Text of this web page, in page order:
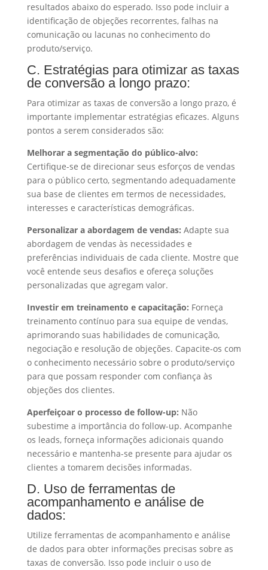
resultados abaixo do esperado. Isso pode incluir a
identificação de objeções recorrentes, falhas na
comunicação ou lacunas no conhecimento do
produto/serviço.
C. Estratégias para otimizar as taxas
de conversão a longo prazo:
Para otimizar as taxas de conversão a longo prazo, é
importante implementar estratégias eficazes. Alguns
pontos a serem considerados são:
Melhorar a segmentação do público-alvo:
Certifique-se de direcionar seus esforços de vendas
para o público certo, segmentando adequadamente
sua base de clientes em termos de necessidades,
interesses e características demográficas.
Personalizar a abordagem de vendas: Adapte sua
abordagem de vendas às necessidades e
preferências individuais de cada cliente. Mostre que
você entende seus desafios e ofereça soluções
personalizadas que agregam valor.
Investir em treinamento e capacitação: Forneça
treinamento contínuo para sua equipe de vendas,
aprimorando suas habilidades de comunicação,
negociação e resolução de objeções. Capacite-os com
o conhecimento necessário sobre o produto/serviço
para que possam responder com confiança às
objeções dos clientes.
Aperfeiçoar o processo de follow-up: Não
subestime a importância do follow-up. Acompanhe
os leads, forneça informações adicionais quando
necessário e mantenha-se presente para ajudar os
clientes a tomarem decisões informadas.
D. Uso de ferramentas de
acompanhamento e análise de
dados:
Utilize ferramentas de acompanhamento e análise
de dados para obter informações precisas sobre as
taxas de conversão. Isso pode incluir o uso de